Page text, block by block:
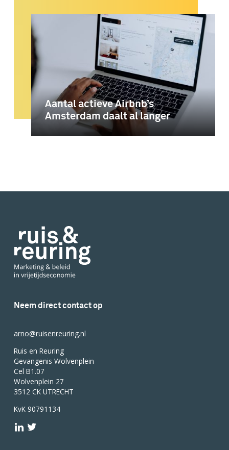
Aantal actieve Airbnb’s
Amsterdam daalt al langer
Neem direct contact op
arno@ruisenreuring.nl
Ruis en Reuring
Gevangenis Wolvenplein
Cel B1.07
Wolvenplein 27
3512 CK UTRECHT
KvK 90791134